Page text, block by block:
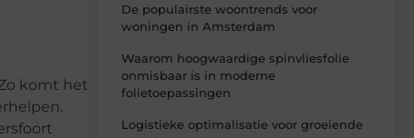
komt het
De populairste woontrends voor
woningen in Amsterdam
Waarom hoogwaardige spinvliesfolie
onmisbaar is in moderne
folietoepassingen
Logistieke optimalisatie voor groeiende